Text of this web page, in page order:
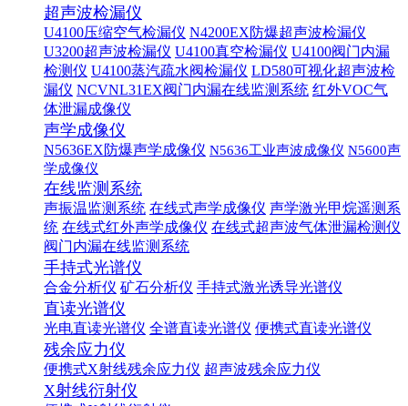
超声波检漏仪
U4100压缩空气检漏仪 N4200EX防爆超声波检漏仪
U3200超声波检漏仪 U4100真空检漏仪 U4100阀门内漏
检测仪 U4100蒸汽疏水阀检漏仪 LD580可视化超声波检
漏仪 NCVNL31EX阀门内漏在线监测系统 红外VOC气
体泄漏成像仪
声学成像仪
N5636EX防爆声学成像仪 N5636工业声波成像仪 N5600声
学成像仪
在线监测系统
声振温监测系统 在线式声学成像仪 声学激光甲烷遥测系
统 在线式红外声学成像仪 在线式超声波气体泄漏检测仪
阀门内漏在线监测系统
手持式光谱仪
合金分析仪 矿石分析仪 手持式激光诱导光谱仪
直读光谱仪
光电直读光谱仪 全谱直读光谱仪 便携式直读光谱仪
残余应力仪
便携式X射线残余应力仪 超声波残余应力仪
X射线衍射仪